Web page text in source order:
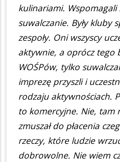
kulinariami. Wspomagali
suwalczanie. Były kluby
zespoły. Oni wszyscy
aktywnie, a oprócz tego
WOŚPów, tylko
imprezę przyszli i
rodzaju aktywnościach.
to komercyjne. Nie, tam
zmuszał do płacenia
rzeczy, które ludzie
dobrowolne. Nie wiem